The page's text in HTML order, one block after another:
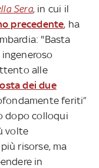
Sera, in cui il
precedente, ha
"Basta
alle
dei due
feriti”
dopo colloqui
volte
risorse, ma
in